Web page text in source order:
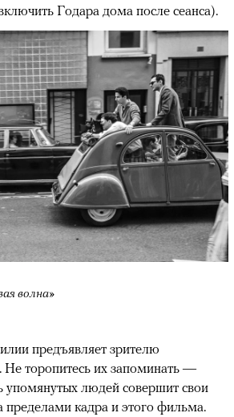
Годара дома после сеанса).
волна»
предъявляет зрителю
Не торопитесь их запоминать —
упомянутых людей совершит свои
пределами кадра и этого фильма.